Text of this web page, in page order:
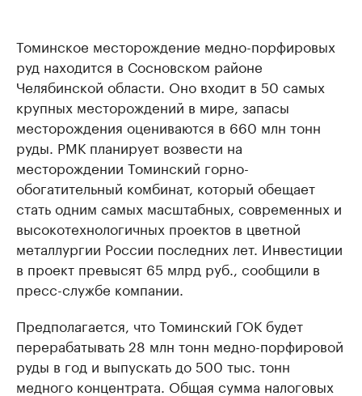
Томинское месторождение медно-порфировых
руд находится в Сосновском районе
Челябинской области. Оно входит в 50 самых
крупных месторождений в мире, запасы
месторождения оцениваются в 660 млн тонн
руды. РМК планирует возвести на
месторождении Томинский горно-
обогатительный комбинат, который обещает
стать одним самых масштабных, современных и
высокотехнологичных проектов в цветной
металлургии России последних лет. Инвестиции
в проект превысят 65 млрд руб., сообщили в
пресс-службе компании.
Предполагается, что Томинский ГОК будет
перерабатывать 28 млн тонн медно-порфировой
руды в год и выпускать до 500 тыс. тонн
медного концентрата. Общая сумма налоговых